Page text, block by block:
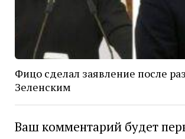
Фицо сделал заявление после
Зеленским
Ваш комментарий будет